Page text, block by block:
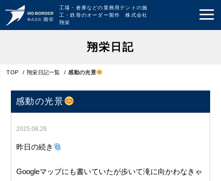
工場・倉庫などの業務用テントの施
工・鉄骨のオーダー製作 株式会社
翔栄
翔栄日記
TOP / 翔栄日記一覧 / 感動の光景
感動の光景
2025.08.26
昨日の続き
Googleマップにも書いていたが歩いて滝に向かわなきゃ